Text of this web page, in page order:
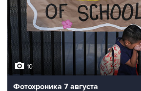
10
Фотохроника 7 августа